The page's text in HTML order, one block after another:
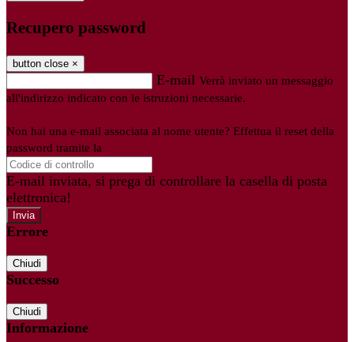
Recupero password
button close ×
E-mail Verrà inviato un messaggio
all'indirizzo indicato con le istruzioni necessarie.
Non hai una e-mail associata al nome utente? Effettua il reset della
password tramite la
E-mail inviata, si prega di controllare la casella di posta
elettronica!
Errore
Chiudi
Successo
Chiudi
Informazione